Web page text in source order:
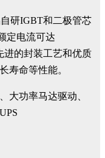
研IGBT和二极管芯
定电流可达
进的封装工艺和优质
寿命等性能。
大功率马达驱动、